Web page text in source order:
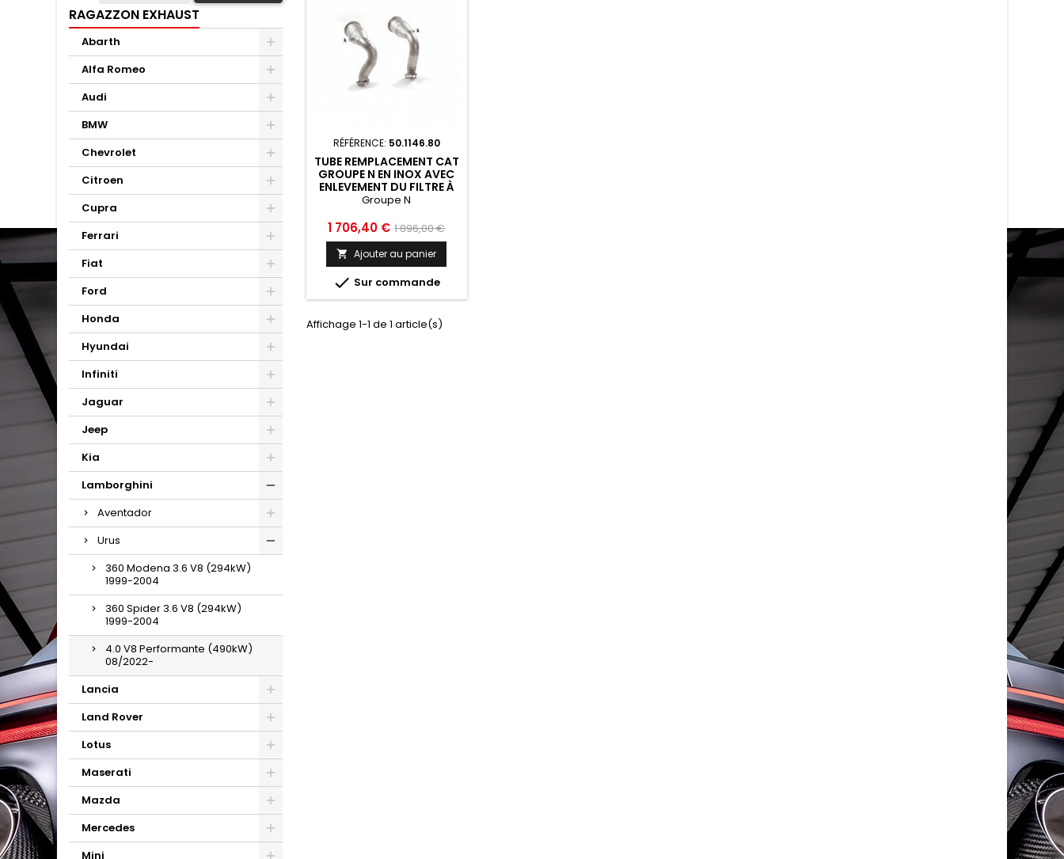
RAGAZZON EXHAUST
Abarth
Alfa Romeo
Audi
BMW
Chevrolet
Citroen
Cupra
Ferrari
Fiat
Ford
Honda
Hyundai
Infiniti
Jaguar
Jeep
Kia
Lamborghini
Aventador
Urus
360 Modena 3.6 V8 (294kW)
1999-2004
360 Spider 3.6 V8 (294kW)
1999-2004
4.0 V8 Performante (490kW)
08/2022-
Lancia
Land Rover
Lotus
Maserati
Mazda
Mercedes
Mini
RÉFÉRENCE: 50.1146.80
TUBE REMPLACEMENT CAT
GROUPE N EN INOX AVEC
ENLEVEMENT DU FILTRE À
PARTICULES. TOUS LES
SONDES D’ORIGINE
PRESENTS. RAGAZZON
LAMBORGHINI...
Groupe N
Prix
1 706,40 € Prix
de
base
1 896,00 €
 Ajouter au panier
 Sur commande
Affichage 1-1 de 1 article(s)